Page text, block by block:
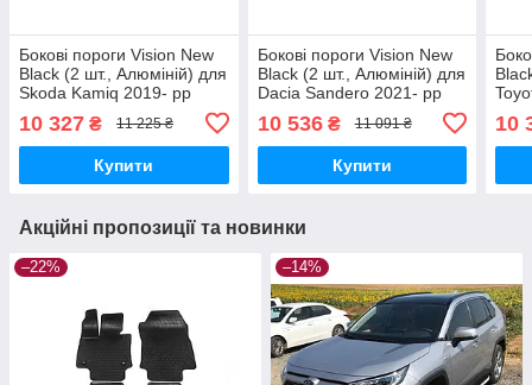
Бокові пороги Vision New
Black (2 шт., Алюміній) для
Skoda Kamiq 2019- рр
10 327 ₴ 11 225 ₴
Купити
Бокові пороги Vision New
Black (2 шт., Алюміній) для
Dacia Sandero 2021- рр
10 536₴ 11 091 ₴
Купити
10
Акційні пропозиції та новинки
–22% –14%